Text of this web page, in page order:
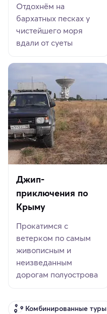
Отдохнём на
бархатных песках у
чистейшего моря
вдали от суеты
Джип-
приключения по
Крыму
Прокатимся с
ветерком по самым
живописным и
неизведанным
дорогам полуострова
Комбинированные туры